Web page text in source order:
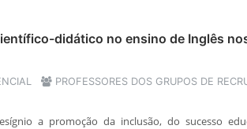
didático no ensino de Inglês
PROFESSORES DOS GRUPOS DE
a promoção da inclusão, do sucesso